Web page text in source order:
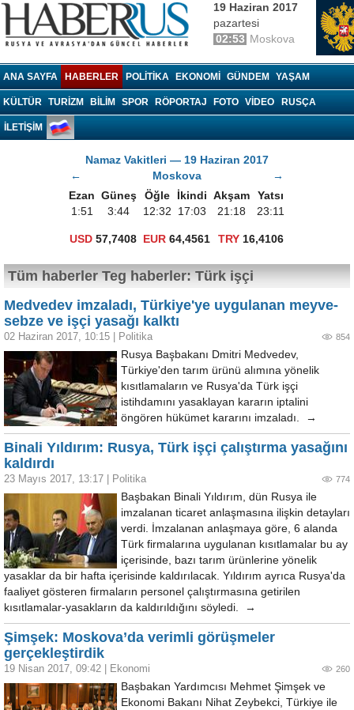
19 Haziran 2017
pazartesi
02:53 Moskova
ANA SAYFA HABERLER POLITIKA EKONOMI GÜNDEM YAŞAM
KÜLTÜR TURIZM BILIM SPOR RÖPORTAJ FOTO VIDEO RUSÇA
İLETİŞİM
Namaz Vakitleri — 19 Haziran 2017
←
Moskova
→
Ezan Güneş Öğle İkindi Akşam
Yatsı
1:51
3:44 12:32 17:03 21:18 23:11
USD 57,7408 EUR 64,4561 TRY16,4106
Tüm haberler Teg haberler: Türk işçi
Medvedev imzaladı, Türkiye'ye uygulanan meyve-
sebze ve işçi yasağı kalktı
02 Haziran 2017, 10:15 Politika 854
Rusya Başbakanı Dmitri Medvedev,
Türkiye'den tarım ürünü alımına yönelik
kısıtlamaların ve Rusya'da Türk işçi
istihdamını yasaklayan kararın iptalini
öngören hükümet kararını imzaladı. →
Binali Yıldırım: Rusya, Türk işçi çalıştırma yasağını
kaldırdı
23 Mayıs 2017, 13:17 Politika 774
Başbakan Binali Yıldırım, dün Rusya ile
imzalanan ticaret anlaşmasına ilişkin detayları
verdi. İmzalanan anlaşmaya göre, 6 alanda
Türk firmalarına uygulanan kısıtlamalar bu ay
içerisinde, bazı tarım ürünlerine yönelik
yasaklar da bir hafta içerisinde kaldırılacak. Yıldırım ayrıca Rusya'da
faaliyet gösteren firmaların personel çalıştırmasına getirilen
kısıtlamalar-yasakların da kaldırıldığını söyledi. →
Şimşek: Moskova’da verimli görüşmeler
gerçekleştirdik
19 Nisan 2017, 09:42 Ekonomi 260
Başbakan Yardımcısı Mehmet Şimşek ve
Ekonomi Bakanı Nihat Zeybekci, Türkiye ile